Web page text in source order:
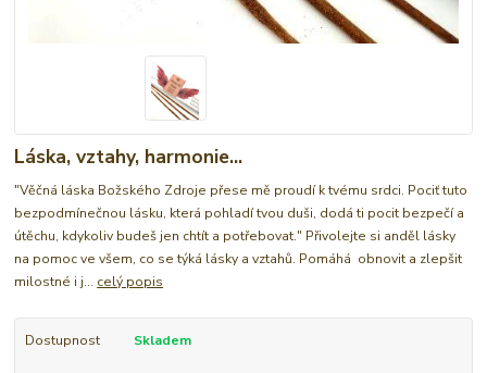
Láska, vztahy, harmonie...
"Věčná láska Božského Zdroje přese mě proudí k tvému srdci. Pociť tuto
bezpodmínečnou lásku, která pohladí tvou duši, dodá ti pocit bezpečí a
útěchu, kdykoliv budeš jen chtít a potřebovat." Přivolejte si anděl lásky
na pomoc ve všem, co se týká lásky a vztahů. Pomáhá obnovit a zlepšit
milostné i j... celý popis
Dostupnost Skladem